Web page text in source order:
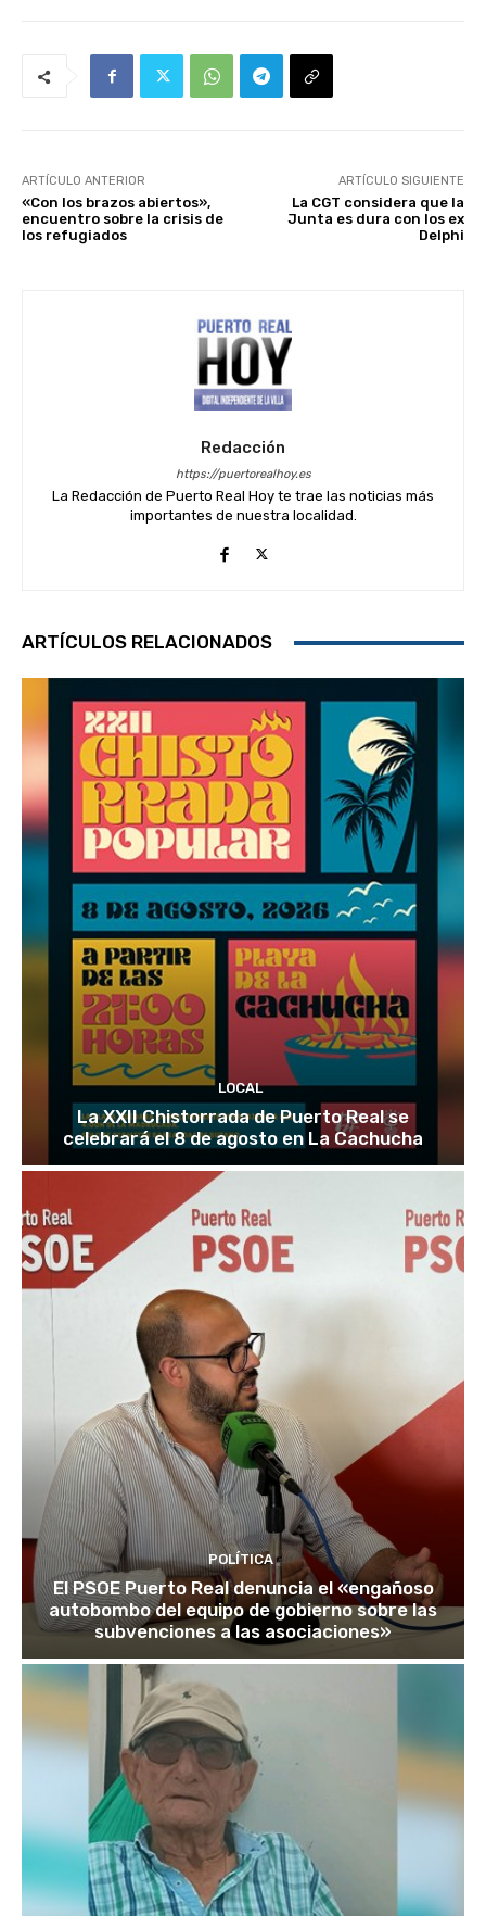
ARTÍCULO ANTERIOR
«Con los brazos abiertos»,
encuentro sobre la crisis de
los refugiados
ARTÍCULO SIGUIENTE
La CGT considera que la
Junta es dura con los ex
Delphi
Redacción
https://puertorealhoy.es
La Redacción de Puerto Real Hoy te trae las noticias más
importantes de nuestra localidad.
ARTÍCULOS RELACIONADOS
LOCAL
La XXII Chistorrada de Puerto Real se
celebrará el 8 de agosto en La Cachucha
POLÍTICA
El PSOE Puerto Real denuncia el «engañoso
autobombo del equipo de gobierno sobre las
subvenciones a las asociaciones»